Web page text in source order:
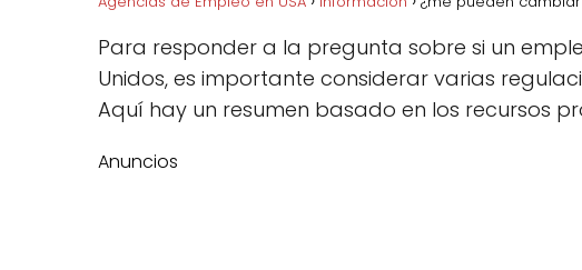
Para responder a la pregunta sobre si un
Unidos, es importante considerar varias
Aquí hay un resumen basado en los recursos
Anuncios